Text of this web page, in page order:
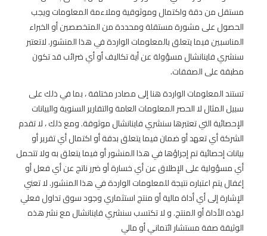
مستقل من دقة واكتمال وموثوقية وملاءمة المعلومات ويجب
الحصول على مشورة مستقلة ومحددة من المتخصصين أو الخبراء
المناسبين فيما يتعلق بالمعلومات الواردة في هذا المنشور. لاتعتبر
سنشري فاينانشال مسؤولة عن أية تكاليف أو أي ضرائب قد تكون
مطبقة على الصفقات.
تستند المعلومات الواردة هنا إلى مصادر مختلفة ، بما في ذلك على
سبيل المثال لا الحصر المعلومات العامة والتقارير السنوية والبيانات
الإحصائية التي تعتبرها سنشري فاينانشال موثوقة. ومع ذلك ، لا تقدم
الشركة أي تعهد أو ضمان فيما يتعلق بدقة أو اكتمال أي تقرير أو
بيانات إحصائية تم إجراؤها في هذا المنشور أو فيما يتعلق به ولا تتحمل
أي مسؤولية على الإطلاق عن أي خسارة أو ضرر ناتج عن أي فعل أو
إغفال يتم اعتباره نتيجة للمعلومات الواردة في هذا المنشور. لا تعني
الإشارة إلى أي أداة مالية أو منتج استثماري وجود سوق تداول فعلي
لهذه الأداة أو المنتج. و لا تكتسب سنشري فاينانشال مع نشر هذه
الوثيقة صفة مستشار ائتماني أو مالي